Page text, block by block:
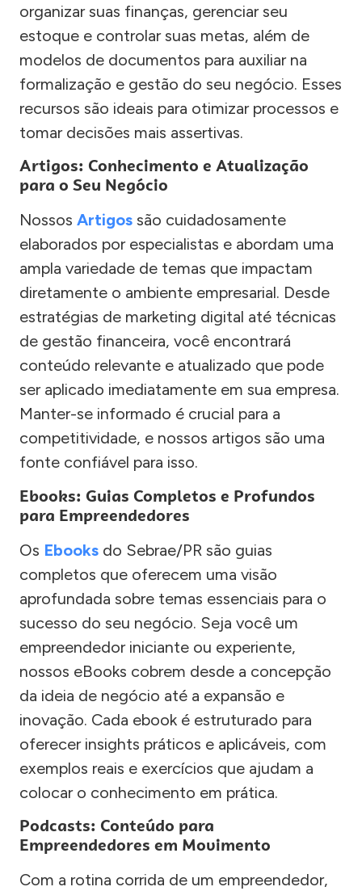
organizar suas finanças, gerenciar seu
estoque e controlar suas metas, além de
modelos de documentos para auxiliar na
formalização e gestão do seu negócio. Esses
recursos são ideais para otimizar processos e
tomar decisões mais assertivas.
Artigos: Conhecimento e Atualização
para o Seu Negócio
Nossos Artigos são cuidadosamente
elaborados por especialistas e abordam uma
ampla variedade de temas que impactam
diretamente o ambiente empresarial. Desde
estratégias de marketing digital até técnicas
de gestão financeira, você encontrará
conteúdo relevante e atualizado que pode
ser aplicado imediatamente em sua empresa.
Manter-se informado é crucial para a
competitividade, e nossos artigos são uma
fonte confiável para isso.
Ebooks: Guias Completos e Profundos
para Empreendedores
Os Ebooks do Sebrae/PR são guias
completos que oferecem uma visão
aprofundada sobre temas essenciais para o
sucesso do seu negócio. Seja você um
empreendedor iniciante ou experiente,
nossos eBooks cobrem desde a concepção
da ideia de negócio até a expansão e
inovação. Cada ebook é estruturado para
oferecer insights práticos e aplicáveis, com
exemplos reais e exercícios que ajudam a
colocar o conhecimento em prática.
Podcasts: Conteúdo para
Empreendedores em Movimento
Com a rotina corrida de um empreendedor,